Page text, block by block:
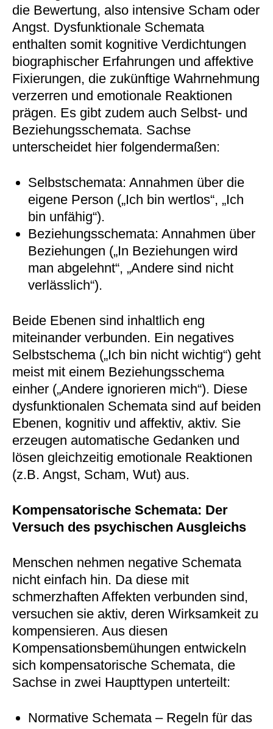
die Bewertung, also intensive Scham oder
Angst. Dysfunktionale Schemata
enthalten somit kognitive Verdichtungen
biographischer Erfahrungen und affektive
Fixierungen, die zukünftige Wahrnehmung
verzerren und emotionale Reaktionen
prägen. Es gibt zudem auch Selbst- und
Beziehungsschemata. Sachse
unterscheidet hier folgendermaßen:
Selbstschemata: Annahmen über die
eigene Person („Ich bin wertlos“, „Ich
bin unfähig“).
Beziehungsschemata: Annahmen über
Beziehungen („In Beziehungen wird
man abgelehnt“, „Andere sind nicht
verlässlich“).
Beide Ebenen sind inhaltlich eng
miteinander verbunden. Ein negatives
Selbstschema („Ich bin nicht wichtig“) geht
meist mit einem Beziehungsschema
einher („Andere ignorieren mich“). Diese
dysfunktionalen Schemata sind auf beiden
Ebenen, kognitiv und affektiv, aktiv. Sie
erzeugen automatische Gedanken und
lösen gleichzeitig emotionale Reaktionen
(z.B. Angst, Scham, Wut) aus.
Kompensatorische Schemata: Der
Versuch des psychischen Ausgleichs
Menschen nehmen negative Schemata
nicht einfach hin. Da diese mit
schmerzhaften Affekten verbunden sind,
versuchen sie aktiv, deren Wirksamkeit zu
kompensieren. Aus diesen
Kompensationsbemühungen entwickeln
sich kompensatorische Schemata, die
Sachse in zwei Haupttypen unterteilt:
Normative Schemata – Regeln für das